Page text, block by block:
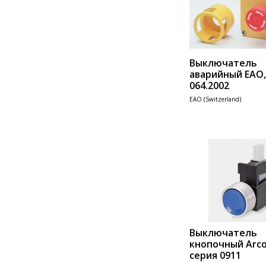
Выключатель
аварийный
064.2002
EAO (Switzerland)
Выключатель
кнопочный
серия 0911